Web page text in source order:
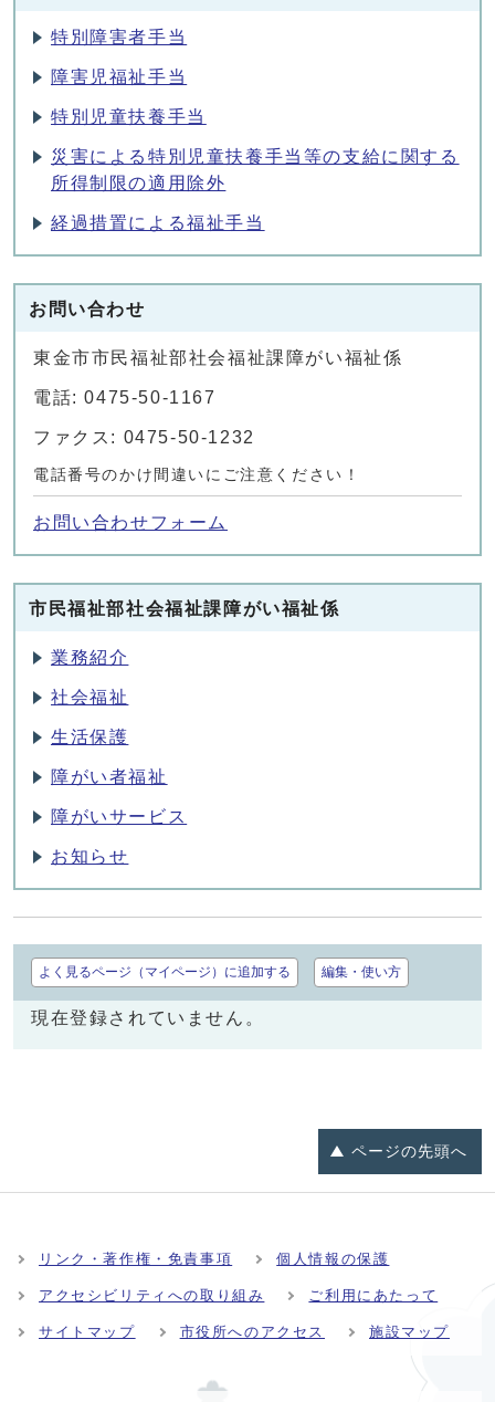
特別障害者手当
障害児福祉手当
特別児童扶養手当
災害による特別児童扶養手当等の支給に関する
所得制限の適用除外
経過措置による福祉手当
お問い合わせ
東金市市民福祉部社会福祉課障がい福祉係
電話: 0475-50-1167
ファクス: 0475-50-1232
電話番号のかけ間違いにご注意ください！
お問い合わせフォーム
市民福祉部社会福祉課障がい福祉係
業務紹介
社会福祉
生活保護
障がい者福祉
障がいサービス
お知らせ
よく見るページ（マイページ）に追加する 編集・使い方
現在登録されていません。
ページの先頭へ
リンク・著作権・免責事項 個人情報の保護
アクセシビリティへの取り組み ご利用にあたって
サイトマップ 市役所へのアクセス 施設マップ